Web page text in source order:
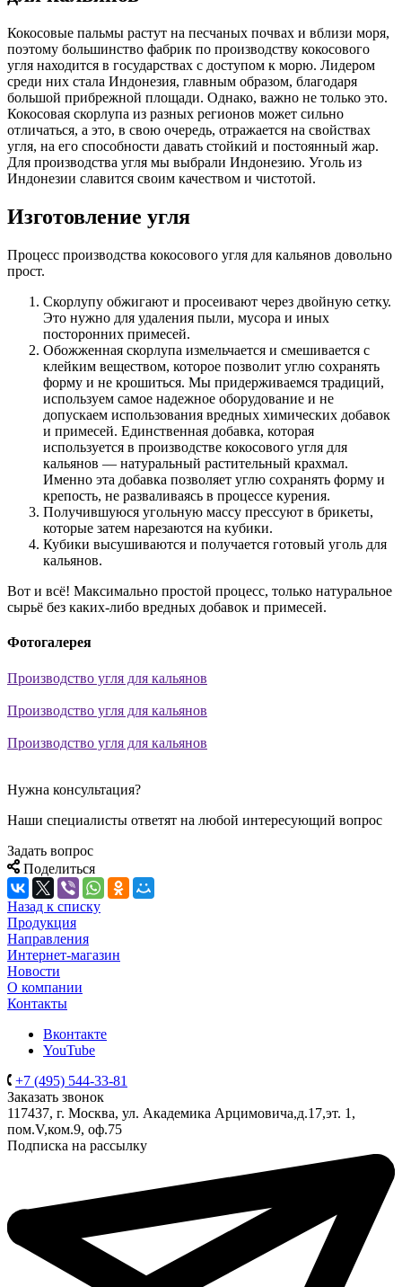
Кокосовые пальмы растут на песчаных почвах и вблизи моря,
поэтому большинство фабрик по производству кокосового
угля находится в государствах с доступом к морю. Лидером
среди них стала Индонезия, главным образом, благодаря
большой прибрежной площади. Однако, важно не только это.
Кокосовая скорлупа из разных регионов может сильно
отличаться, а это, в свою очередь, отражается на свойствах
угля, на его способности давать стойкий и постоянный жар.
Для производства угля мы выбрали Индонезию. Уголь из
Индонезии славится своим качеством и чистотой.
Изготовление угля
Процесс производства кокосового угля для кальянов довольно
прост.
Скорлупу обжигают и просеивают через двойную сетку.
Это нужно для удаления пыли, мусора и иных
посторонних примесей.
Обожженная скорлупа измельчается и смешивается с
клейким веществом, которое позволит углю сохранять
форму и не крошиться. Мы придерживаемся традиций,
используем самое надежное оборудование и не
допускаем использования вредных химических добавок
и примесей. Единственная добавка, которая
используется в производстве кокосового угля для
кальянов — натуральный растительный крахмал.
Именно эта добавка позволяет углю сохранять форму и
крепость, не разваливаясь в процессе курения.
Получившуюся угольную массу прессуют в брикеты,
которые затем нарезаются на кубики.
Кубики высушиваются и получается готовый уголь для
кальянов.
Вот и всё! Максимально простой процесс, только натуральное
сырьё без каких-либо вредных добавок и примесей.
Фотогалерея
Производство угля для кальянов
Производство угля для кальянов
Производство угля для кальянов
Нужна консультация?
Наши специалисты ответят на любой интересующий вопрос
Задать вопрос
Поделиться
Назад к списку
Продукция
Направления
Интернет-магазин
Новости
О компании
Контакты
Вконтакте
YouTube
+7 (495) 544-33-81
Заказать звонок
117437, г. Москва, ул. Академика Арцимовича,д.17,эт. 1,
пом.V,ком.9, оф.75
Подписка на рассылку